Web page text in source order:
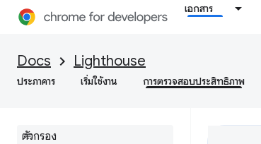
เอกสาร
Docs Lighthouse
ประภาคาร เริ่มใช้งาน การตรวจสอบประสิทธิภาพ
ดัชนีความเร็ว
เวลาทั้งหมดในการบล็อก
การแสดงผลเนื้อหาขนาดใหญ่ที่สุด